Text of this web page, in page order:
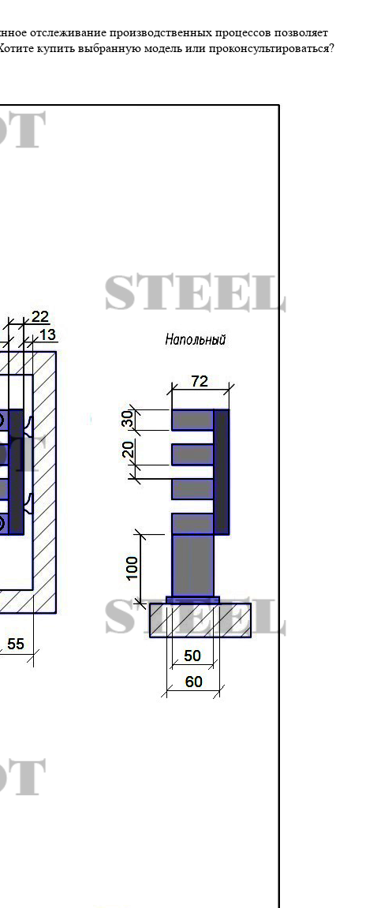
отслеживание производственных процессов позволяет
купить выбранную модель или проконсультироваться?